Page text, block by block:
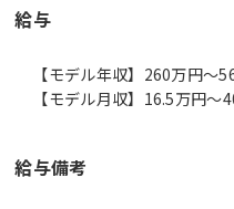
給与
【モデル年収】260万円〜
【モデル月収】16.5万円〜
給与備考